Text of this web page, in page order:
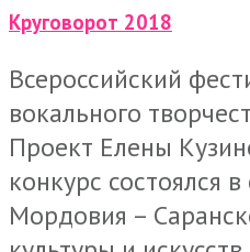
Круговорот 2018
Всероссийский
вокального
Проект Елены
конкурс состоялся
Мордовия –